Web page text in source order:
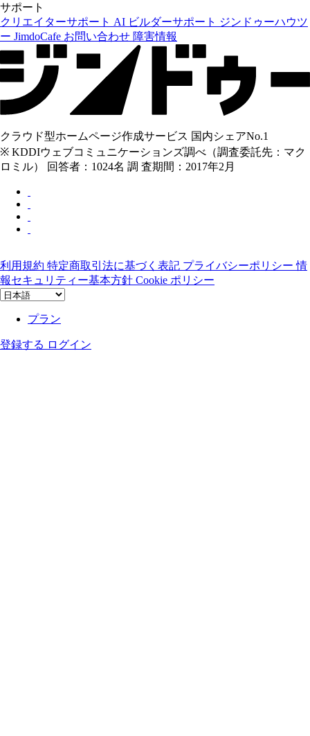
サポート
クリエイターサポート AI ビルダーサポート ジンドゥーハウツ
ー JimdoCafe お問い合わせ 障害情報
クラウド型ホームページ作成サービス 国内シェアNo.1
※ KDDIウェブコミュニケーションズ調べ（調査委託先：マク
ロミル） 回答者：1024名 調 査期間：2017年2月
利用規約 特定商取引法に基づく表記 プライバシーポリシー情
報セキュリティー基本方針 Cookie ポリシー
プラン
登録する ログイン